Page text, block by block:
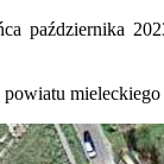
października